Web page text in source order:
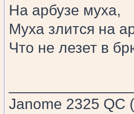
На арбузе муха,
Муха злится на
Что не лезет в
Janome 2325 QC